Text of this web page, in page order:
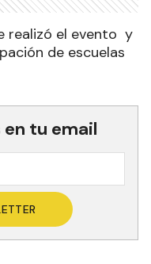
realizó el evento y
de escuelas
tu email